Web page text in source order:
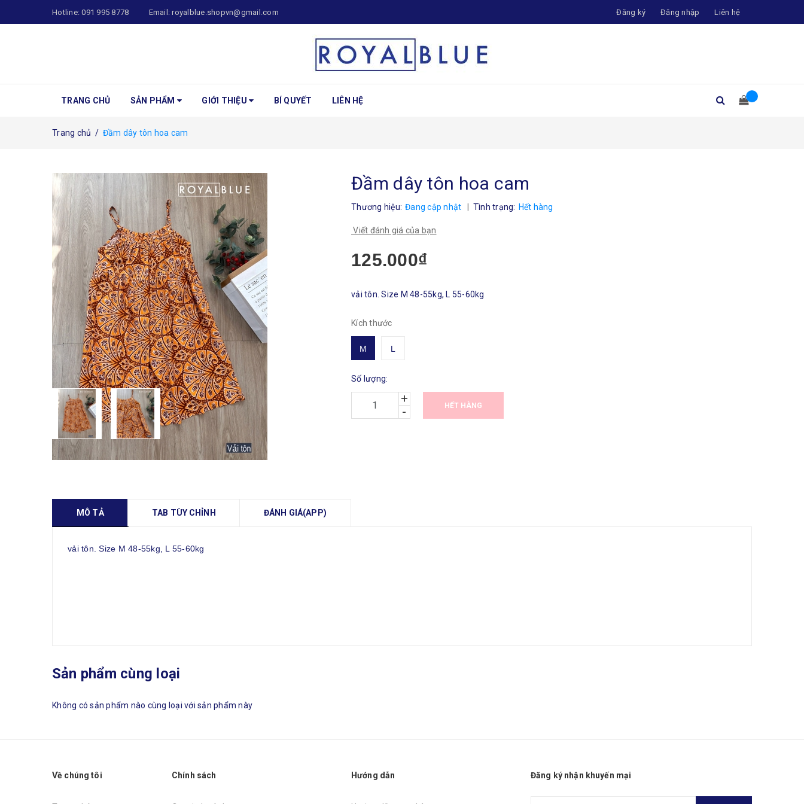
Hotline:091 995 8778 Email:royalblue.shopvn@gmail.com Đăng ký Đăng nhập Liên hệ
TRANG CHỦ SẢN PHẨM GIỚI THIỆU BÍ QUYẾT LIÊN HỆ
Trang chủ / Đầm dây tôn hoa cam
Đầm dây tôn hoa cam
Thương hiệu: Đang cập nhật Tình trạng: Hết hàng
Viết đánh giá của bạn
125.000₫
vải tôn. Size M 48-55kg, L 55-60kg
Kích thước
M L
Số lượng:
+
-
HẾT HÀNG
MÔ TẢ TAB TÙY CHỈNH ĐÁNH GIÁ(APP)
vải tôn. Size M 48-55kg, L 55-60kg
Sản phẩm cùng loại
Không có sản phẩm nào cùng loại với sản phẩm này
Về chúng tôi Chính sách Hướng dẫn Đăng ký nhận khuyến mại